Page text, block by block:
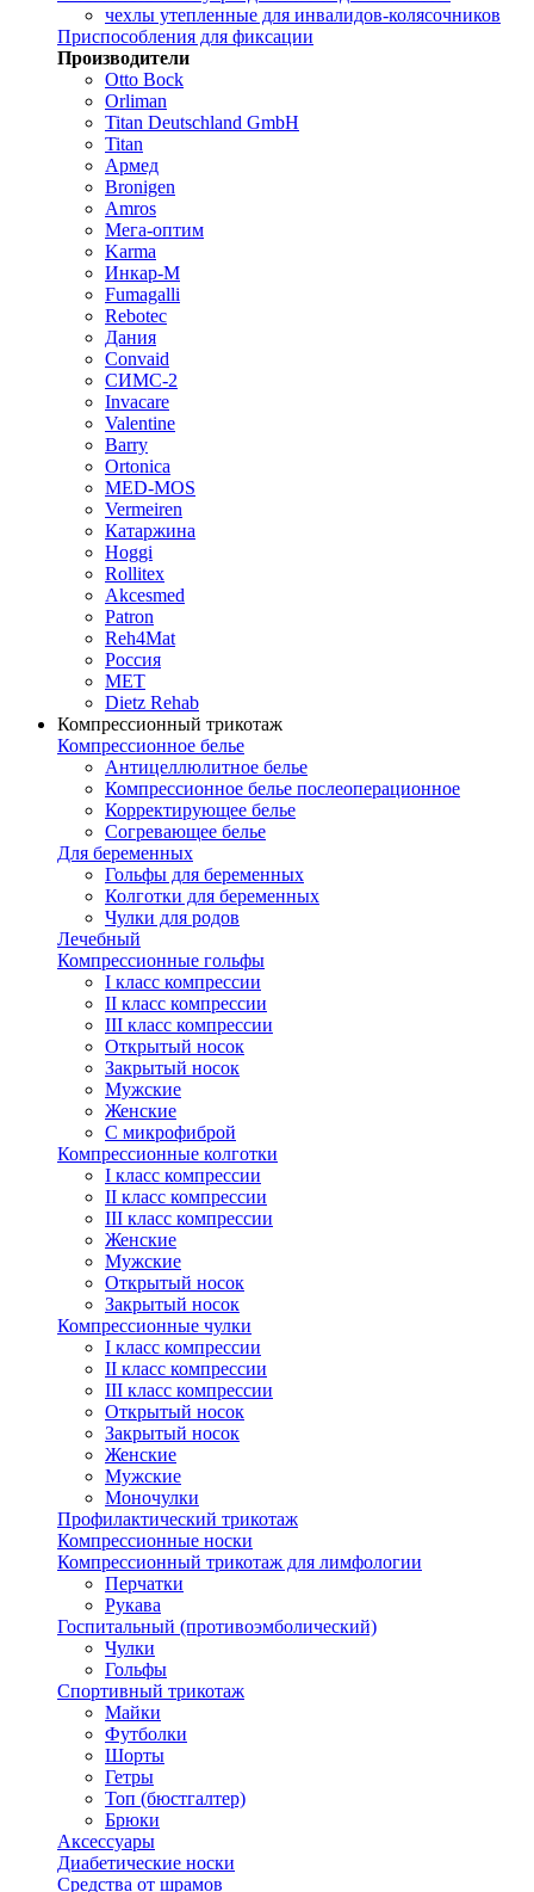
чехлы утепленные для инвалидов-колясочников
Приспособления для фиксации
Производители
Otto Bock
Orliman
Titan Deutschland GmbH
Titan
Армед
Bronigen
Amros
Мега-оптим
Karma
Инкар-М
Fumagalli
Rebotec
Дания
Convaid
СИМС-2
Invacare
Valentine
Barry
Ortonica
MED-MOS
Vermeiren
Катаржина
Hoggi
Rollitex
Akcesmed
Patron
Reh4Mat
Россия
МЕТ
Dietz Rehab
Компрессионный трикотаж
Компрессионное белье
Антицеллюлитное белье
Компрессионное белье послеоперационное
Корректирующее белье
Согревающее белье
Для беременных
Гольфы для беременных
Колготки для беременных
Чулки для родов
Лечебный
Компрессионные гольфы
I класс компрессии
II класс компрессии
III класс компрессии
Открытый носок
Закрытый носок
Мужские
Женские
С микрофиброй
Компрессионные колготки
I класс компрессии
II класс компрессии
III класс компрессии
Женские
Мужские
Открытый носок
Закрытый носок
Компрессионные чулки
I класс компрессии
II класс компрессии
III класс компрессии
Открытый носок
Закрытый носок
Женские
Мужские
Моночулки
Профилактический трикотаж
Компрессионные носки
Компрессионный трикотаж для лимфологии
Перчатки
Рукава
Госпитальный (противоэмболический)
Чулки
Гольфы
Спортивный трикотаж
Майки
Футболки
Шорты
Гетры
Топ (бюстгалтер)
Брюки
Аксессуары
Диабетические носки
Средства от шрамов